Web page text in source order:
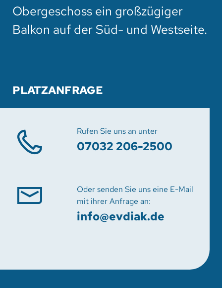
Obergeschoss ein großzügiger
Balkon auf der Süd- und Westseite.
PLATZANFRAGE
Rufen Sie uns an unter
07032 206-2500
Oder senden Sie uns eine E-Mail
mit ihrer Anfrage an:
info@evdiak.de